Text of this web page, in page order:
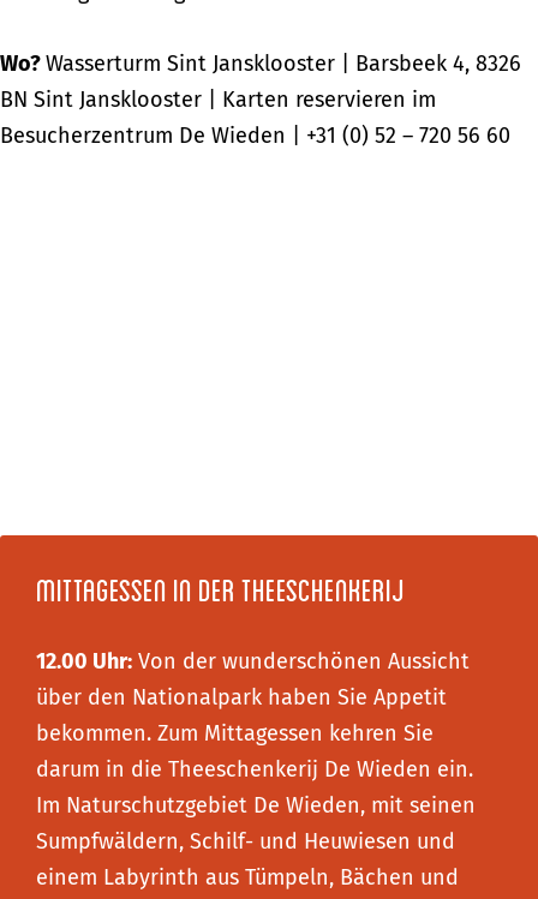
Wo?Wasserturm Sint Jansklooster | Barsbeek 4, 8326
BN Sint Jansklooster | Karten reservieren im
Besucherzentrum De Wieden | +31 (0) 52 – 720 56 60
Mittagessen in der Theeschenkerij
12.00 Uhr: Von der wunderschönen Aussicht
über den Nationalpark haben Sie Appetit
bekommen. Zum Mittagessen kehren Sie
darum in die Theeschenkerij De Wieden ein.
Im Naturschutzgebiet De Wieden, mit seinen
Sumpfwäldern, Schilf- und Heuwiesen und
einem Labyrinth aus Tümpeln, Bächen und